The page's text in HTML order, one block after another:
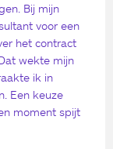
Bij mijn
voor een
het contract
wekte mijn
ik in
Een keuze
moment spijt